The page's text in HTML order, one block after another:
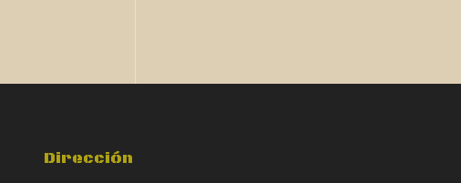
Dirección